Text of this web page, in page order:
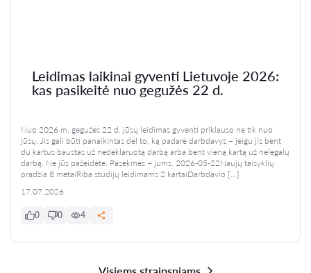
Leidimas laikinai gyventi Lietuvoje 2026:
kas pasikeitė nuo gegužės 22 d.
Nuo 2026 m. gegužės 22 d. jūsų leidimas gyventi priklauso ne tik nuo
jūsų. Jis gali būti panaikintas dėl to, ką padarė darbdavys – jeigu jis bent
du kartus baustas už nedeklaruotą darbą arba bent vieną kartą už nelegalų
darbą. Ne jūs pažeidėte. Pasekmės – jums. 2026-05-22Naujų taisyklių
pradžia 8 metaiRiba studijų leidimams 2 kartaiDarbdavio […]
17.07.2026
0 0 4